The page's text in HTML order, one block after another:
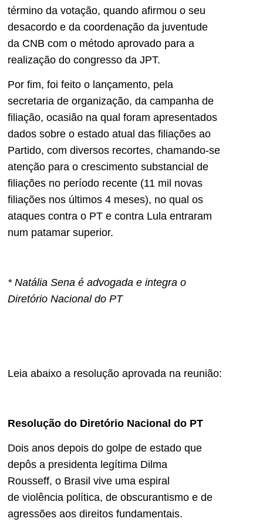
término da votação, quando afirmou o seu
desacordo e da coordenação da juventude
da CNB com o método aprovado para a
realização do congresso da JPT.
Por fim, foi feito o lançamento, pela
secretaria de organização, da campanha de
filiação, ocasião na qual foram apresentados
dados sobre o estado atual das filiações ao
Partido, com diversos recortes, chamando-se
atenção para o crescimento substancial de
filiações no período recente (11 mil novas
filiações nos últimos 4 meses), no qual os
ataques contra o PT e contra Lula entraram
num patamar superior.
* Natália Sena é advogada e integra o
Diretório Nacional do PT
Leia abaixo a resolução aprovada na reunião:
Resolução do Diretório Nacional do PT
Dois anos depois do golpe de estado que
depôs a presidenta legítima Dilma
Rousseff, o Brasil vive uma espiral
de violência política, de obscurantismo e de
agressões aos direitos fundamentais.